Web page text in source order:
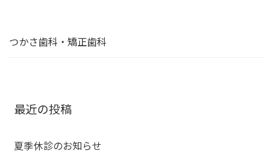
つかさ歯科・矯正歯科
最近の投稿
夏季休診のお知らせ